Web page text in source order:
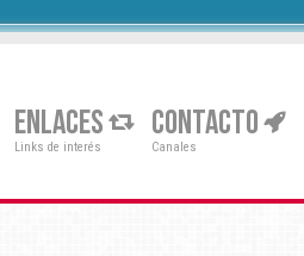
ENLACES
Links de interés
CONTACTO
Canales